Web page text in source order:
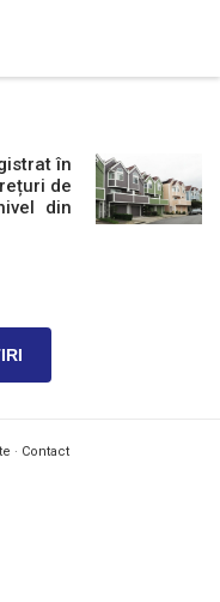
în
de
din
· Contact